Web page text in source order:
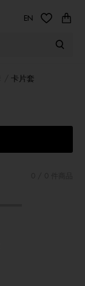
EN
卡片套